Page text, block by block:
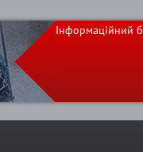
Інформаційний